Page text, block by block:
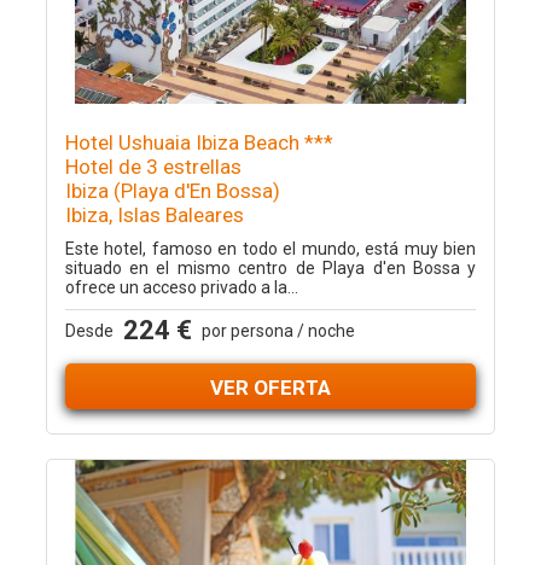
Hotel Ushuaia Ibiza Beach ***
Hotel de 3 estrellas
Ibiza (Playa d'En Bossa)
Ibiza, Islas Baleares
Este hotel, famoso en todo el mundo, está muy bien
situado en el mismo centro de Playa d'en Bossa y
ofrece un acceso privado a la...
Desde 224 € por persona / noche
VER OFERTA